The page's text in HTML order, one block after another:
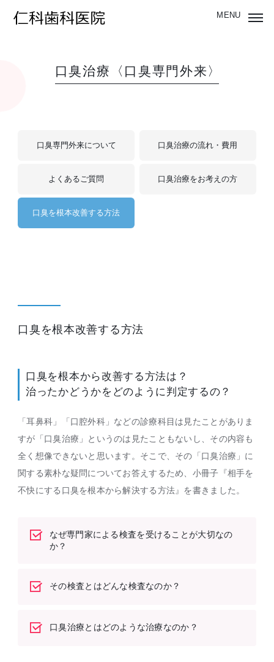
口臭治療〈口臭専門外来〉
口臭専門外来について 口臭治療の流れ・費用
よくあるご質問 口臭治療をお考えの方
口臭を根本改善する方法
口臭を根本改善する方法
口臭を根本から改善する方法は？
治ったかどうかをどのように判定するの？
「耳鼻科」「口腔外科」などの診療科目は見たことがありま
すが「口臭治療」というのは見たこともないし、その内容も
全く想像できないと思います。そこで、その「口臭治療」に
関する素朴な疑問についてお答えするため、小冊子『相手を
不快にする口臭を根本から解決する方法』を書きました。
なぜ専門家による検査を受けることが大切なの
か？
その検査とはどんな検査なのか？
口臭治療とはどのような治療なのか？